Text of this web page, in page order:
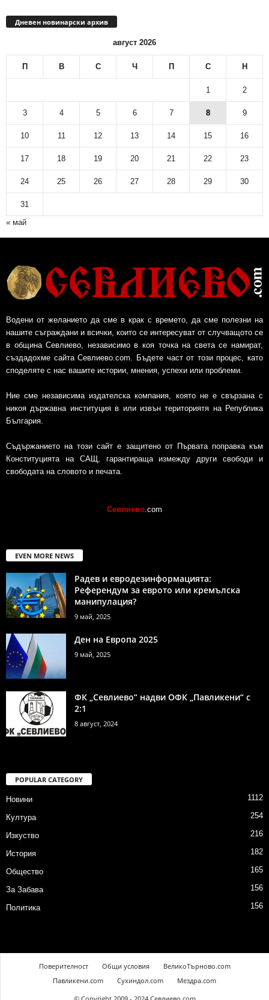
Дневен новинарски архив
август 2026
П В С Ч П С Н
1 2
3 4 5 6 7 8 9
10 11 12 13 14 15 16
17 18 19 20 21 22 23
24 25 26 27 28 29 30
31
« май
Водени от желанието да сме в крак с времето, да сме полезни на
нашите съграждани и всички, които се интересуват от случващото се
в община Севлиево, независимо в коя точка на света се намират,
създадохме сайта Севлиево.com. Бъдете част от този процес, като
споделяте с нас вашите истории, мнения, успехи или проблеми.
Ние сме независима издателска компания, която не е свързана с
никоя държавна институция в или извън териториятя на Република
България.
Съдържанието на този сайт е защитено от Първата поправка към
Конституцията на САЩ, гарантираща измежду други свободи и
свободата на словото и печата.
Севлиево .com
EVEN MORE NEWS
Радев и евродезинформацията:
Референдум за еврото или кремълска
манипулация?
9 май, 2025
Ден на Европа 2025
9 май, 2025
ФК „Севлиево“ надви ОФК „Павликени“ с
2:1
8 август, 2024
POPULAR CATEGORY
Новини 1112
Култура 254
Изкуство 216
История 182
Общество 165
За Забава 156
Политика 156
Поверителност Общи условия
ВеликоТърново.com
Павликени.com
Сухиндол.com
Мездра.com